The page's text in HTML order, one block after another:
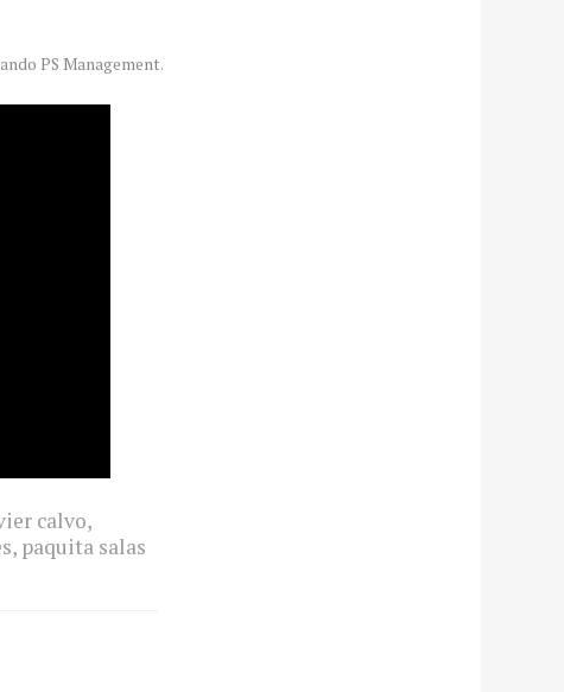
PS Management.
calvo,
, paquita salas